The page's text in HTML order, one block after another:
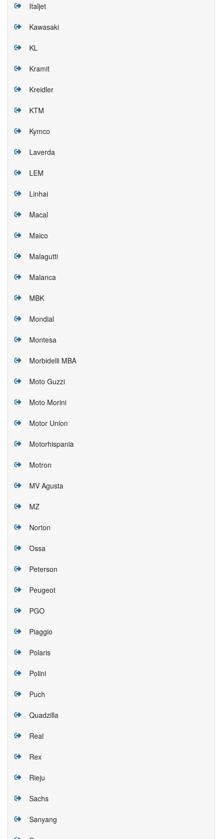
Italjet
Kawasaki
KL
Kramit
Kreidler
KTM
Kymco
Laverda
LEM
Linhai
Macal
Maico
Malagutti
Malanca
MBK
Mondial
Montesa
Morbidelli MBA
Moto Guzzi
Moto Morini
Motor Union
Motorhispania
Motron
MV Agusta
MZ
Norton
Ossa
Peterson
Peugeot
PGO
Piaggio
Polaris
Polini
Puch
Quadzilla
Real
Rex
Rieju
Sachs
Sanyang